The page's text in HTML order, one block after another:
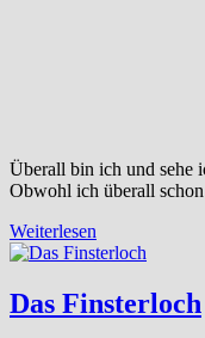
Überall bin ich und sehe
Obwohl ich überall
Weiterlesen
Das Finsterloch